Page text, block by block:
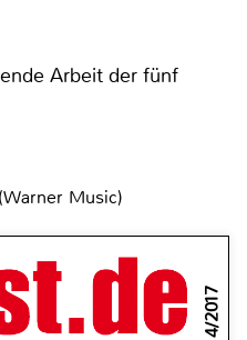
Arbeit der fünf
Music)
4/2017